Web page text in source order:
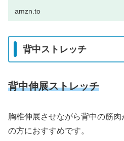
amzn.to
背中ストレッチ
背中伸展ストレッチ
胸椎伸展させながら背中の筋
の方におすすめです。